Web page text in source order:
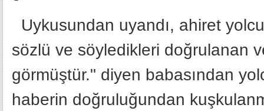
Uykusundan uyandı, ahiret
sözlü ve söyledikleri doğrulanan
görmüştür." diyen babasından
haberin doğruluğundan